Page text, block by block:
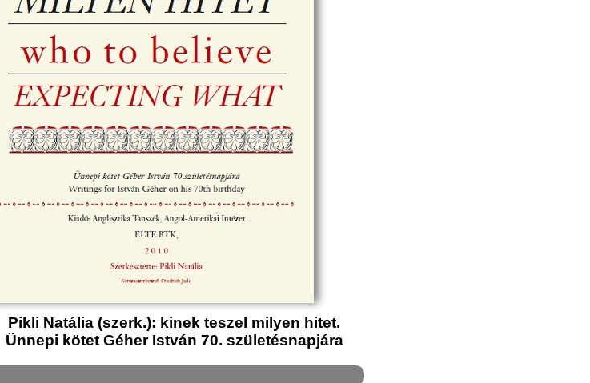
Pikli Natália (szerk.): kinek teszel milyen hitet.
Ünnepi kötet Géher István 70. születésnapjára